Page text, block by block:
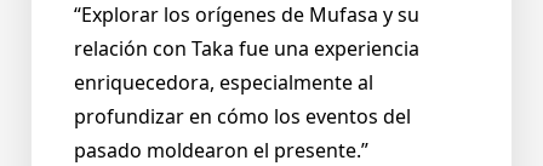
“Explorar los orígenes de Mufasa y su
relación con Taka fue una experiencia
enriquecedora, especialmente al
profundizar en cómo los eventos del
pasado moldearon el presente.”